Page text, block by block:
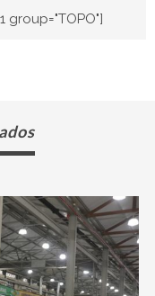
group="TOPO"]